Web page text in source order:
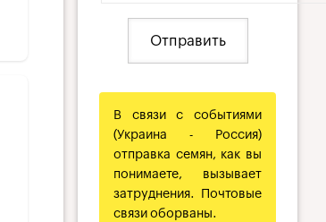
В связи с событиями
(Украина - Россия)
отправка семян, как вы
понимаете, вызывает
затруднения. Почтовые
связи оборваны.